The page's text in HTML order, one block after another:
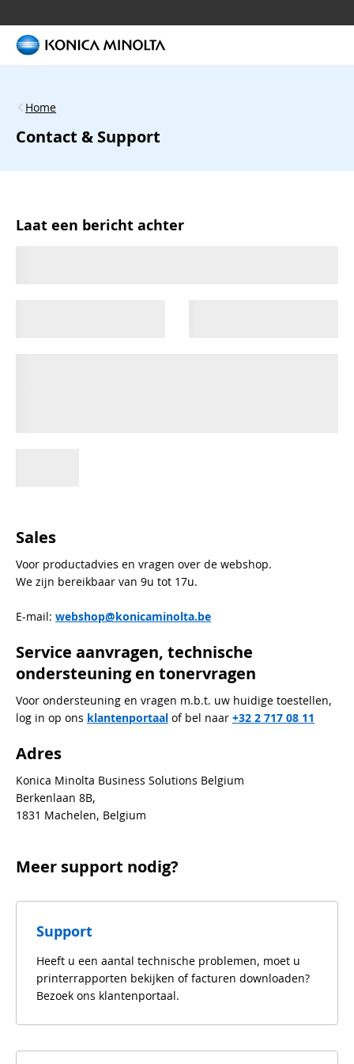
Home
Contact & Support
Laat een bericht achter
Sales
Voor productadvies en vragen over de webshop.
We zijn bereikbaar van 9u tot 17u.
E-mail: webshop@konicaminolta.be
Service aanvragen, technische
ondersteuning en tonervragen
Voor ondersteuning en vragen m.b.t. uw huidige toestellen,
log in op ons klantenportaal of bel naar +32 2 717 08 11
Adres
Konica Minolta Business Solutions Belgium
Berkenlaan 8B,
1831 Machelen, Belgium
Meer support nodig?
Support
Heeft u een aantal technische problemen, moet u
printerrapporten bekijken of facturen downloaden?
Bezoek ons klantenportaal.